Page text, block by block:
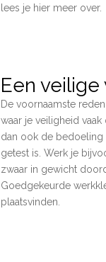
lees je hier meer over.
Een
De voornaamste
waar je veiligheid
dan ook de bedoeling
getest is. Werk je
zwaar in gewicht
Goedgekeurde
plaatsvinden.